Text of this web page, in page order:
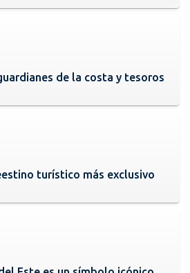
de la costa y tesoros
turístico más exclusivo